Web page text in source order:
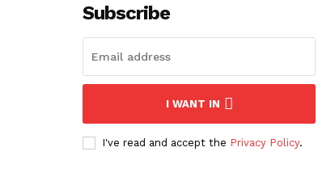
Subscribe
I WANT IN
I've read and accept the Privacy Policy.